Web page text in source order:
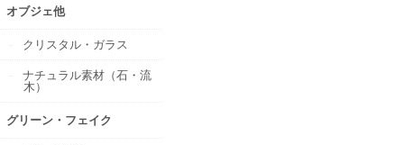
オブジェ他
クリスタル・ガラス
ナチュラル素材（石・流
木）
グリーン・フェイク